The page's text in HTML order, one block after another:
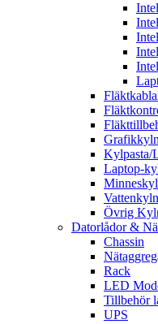
Kylpasta/
Laptop-
Övrig
Datorlådor &
Chassin
Rack
LED
Tillbehör
UPS